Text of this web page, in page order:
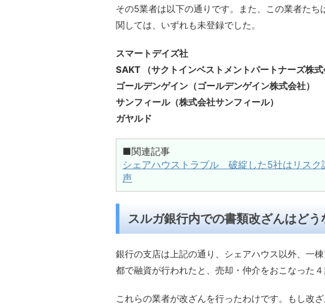
その5業者は以下の通りです。また、この業者た
関しては、いずれも未登録でした。
スマートデイズ社
SAKT （サクトインベストメントパートナーズ株式
ゴールデンゲイン（ゴールデンゲイン株式会社）
サンフィール（株式会社サンフィール）
ガヤルド
■関連記事
シェアハウストラブル 破綻した5社はリス
声
スルガ銀行内での書類改ざんはどう
銀行の支店は上記の通り、シェアハウス以外、一
都で融資が行われたと、売却・仲介をおこなった
これらの業者が改ざんを行ったわけです。もし改